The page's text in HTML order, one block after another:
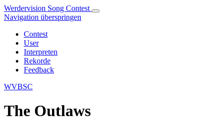
Werdervision Song Contest
Navigation überspringen
Contest
User
Interpreten
Rekorde
Feedback
WVBSC
The Outlaws